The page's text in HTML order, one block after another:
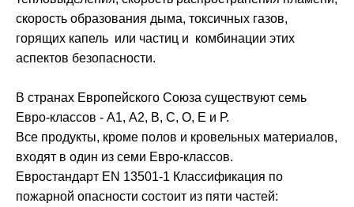
скорость образования дыма, токсичных газов,
горящих капель или частиц и комбинации этих
аспектов безопасности.
В странах Европейского Союза существуют семь
Евро-классов - А1, А2, В, С, О, Е и Р.
Все продукты, кроме полов и кровельных материалов,
входят в один из семи Евро-классов.
Евростандарт EN 13501-1 Классификация по
пожарной опасности состоит из пяти частей: